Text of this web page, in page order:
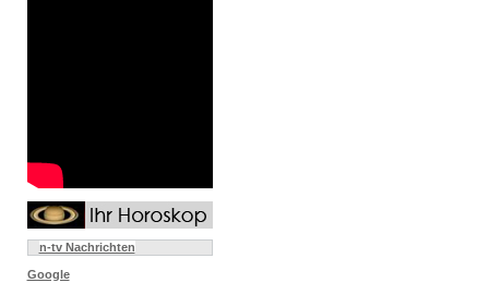
n-tv Nachrichten
Google